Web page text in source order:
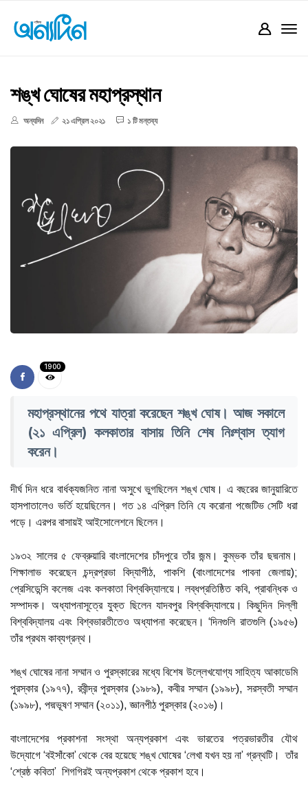
শঙ্খ ঘোষের মহাপ্রস্থান
অন্যদিন ২১ এপ্রিল ২০২১ ১ টি মন্তব্য
1900
মহাপ্রস্থানের পথে যাত্রা করেছেন শঙ্খ ঘোষ। আজ সকালে
(২১ এপ্রিল) কলকাতার বাসায় তিনি শেষ নিঃশ্বাস ত্যাগ
করেন।
দীর্ঘ দিন ধরে বার্ধক্যজনিত নানা অসুখে ভুগছিলেন শঙ্খ ঘোষ। এ বছরের জানুয়ারিতে
হাসপাতালেও ভর্তি হয়েছিলেন। গত ১৪ এপ্রিল তিনি যে করোনা পজেটিভ সেটি ধরা
পড়ে। এরপর বাসায়ই আইসোলেশনে ছিলেন।
১৯৩২ সালের ৫ ফেব্রুয়ারি বাংলাদেশের চাঁদপুরে তাঁর জন্ম। কুম্ভক তাঁর ছদ্মনাম।
শিক্ষালাভ করেছেন চন্দ্রপ্রভা বিদ্যাপীঠ, পাকশি (বাংলাদেশের পাবনা জেলায়);
প্রেসিডেন্সি কলেজ এবং কলকাতা বিশ্ববিদ্যালয়ে। লব্ধপ্রতিষ্ঠিত কবি, প্রাবন্ধিক ও
সম্পাদক। অধ্যাপনাসূত্রে যুক্ত ছিলেন যাদবপুর বিশ্ববিদ্যালয়ে। কিছুদিন দিল্লী
বিশ্ববিদ্যালয় এবং বিশ্বভারতীতেও অধ্যাপনা করেছেন। ‘দিনগুলি রাতগুলি (১৯৫৬)
তাঁর প্রথম কাব্যগ্রন্থ।
শঙ্খ ঘোষের নানা সম্মান ও পুরস্কারের মধ্যে বিশেষ উল্লেখযোগ্য সাহিত্য আকাডেমি
পুরস্কার (১৯৭৭), রবীন্দ্র পুরস্কার (১৯৮৯), কবীর সম্মান (১৯৯৮), সরস্বতী সম্মান
(১৯৯৮), পদ্মভূষণ সম্মান (২০১১), জ্ঞানপীঠ পুরস্কার (২০১৬)।
বাংলাদেশের প্রকাশনা সংস্থা অন্যপ্রকাশ এবং ভারতের পত্রভারতীর যৌথ
উদ্যোগে ‘বইসাঁকো’ থেকে বের হয়েছে শঙ্খ ঘোষের ‘লেখা যখন হয় না’ গ্রন্থটি। তাঁর
‘শ্রেষ্ঠ কবিতা’ শিগগিরই অন্যপ্রকাশ থেকে প্রকাশ হবে।